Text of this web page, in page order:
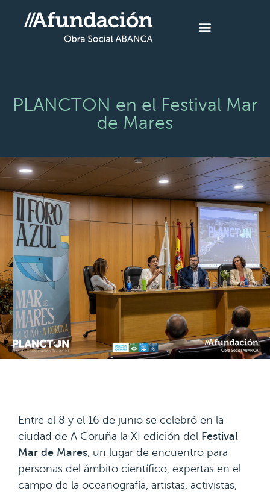
PLANCTON en el Festival Mar
de Mares
Entre el 8 y el 16 de junio se celebró en la
ciudad de A Coruña la XI edición del Festival
Mar de Mares, un lugar de encuentro para
personas del ámbito científico, expertas en el
campo de la oceanografía, artistas, activistas,